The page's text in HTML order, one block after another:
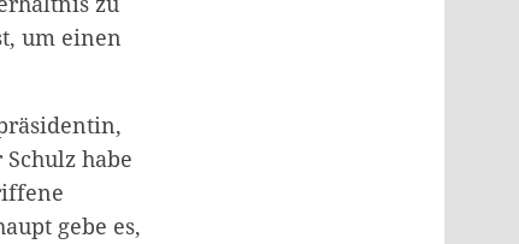
um einen
habe
gebe es,